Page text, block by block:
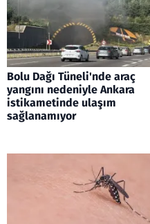
Bolu Dağı Tüneli'nde araç
yangını nedeniyle Ankara
istikametinde ulaşım
sağlanamıyor